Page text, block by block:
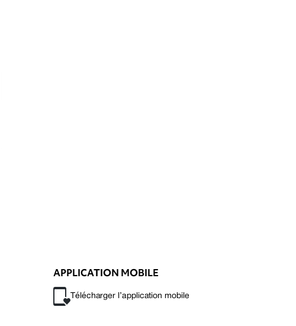
APPLICATION MOBILE
Télécharger l’application mobile